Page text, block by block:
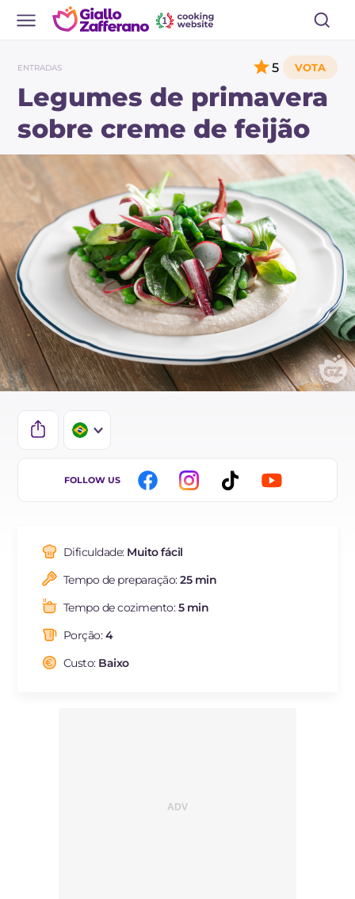
ENTRADAS
Legumes de primavera
sobre creme de feijão
5
IT
ES
FR
NL
FOLLOW US
Dificuldade: Muito fácil
Tempo de preparação:25 min
Tempo de cozimento:5 min
Porção:4
Custo: Baixo